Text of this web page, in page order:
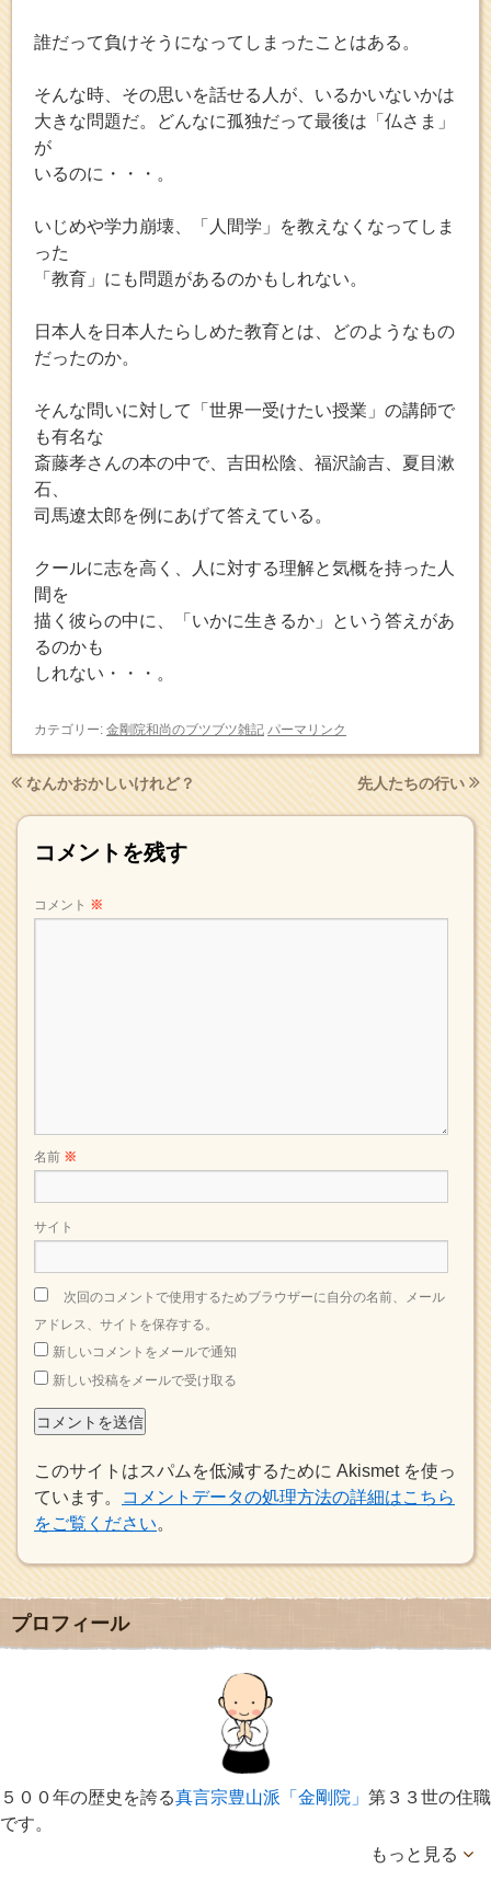
誰だって負けそうになってしまったことはある。
そんな時、その思いを話せる人が、いるかいないかは
大きな問題だ。どんなに孤独だって最後は「仏さま」
が
いるのに・・・。
いじめや学力崩壊、「人間学」を教えなくなってしま
った
「教育」にも問題があるのかもしれない。
日本人を日本人たらしめた教育とは、どのようなもの
だったのか。
そんな問いに対して「世界一受けたい授業」の講師で
も有名な
斎藤孝さんの本の中で、吉田松陰、福沢諭吉、夏目漱
石、
司馬遼太郎を例にあげて答えている。
クールに志を高く、人に対する理解と気概を持った人
間を
描く彼らの中に、「いかに生きるか」という答えがあ
るのかも
しれない・・・。
カテゴリー: 金剛院和尚のブツブツ雑記 パーマリンク
なんかおかしいけれど？ 先人たちの行い
コメントを残す
コメント ※
名前 ※
サイト
次回のコメントで使用するためブラウザーに自分の名前、メール
アドレス、サイトを保存する。
新しいコメントをメールで通知
新しい投稿をメールで受け取る
このサイトはスパムを低減するために Akismet を使っ
ています。
コメントデータの処理方法の詳細はこちら
をご覧ください。
プロフィール
５００年の歴史を誇る真言宗豊山派「金剛院」 第３３世の住職
です。
もっと見る